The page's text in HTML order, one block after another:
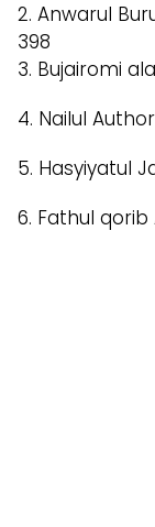
2. Anwarul
398
3. Bujairomi
4. Nailul
5. Hasyiyatul
6. Fathul qorib